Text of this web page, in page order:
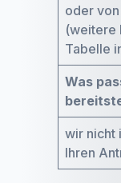
oder
(weitere
Tabelle
Was
wir nicht
Ihren